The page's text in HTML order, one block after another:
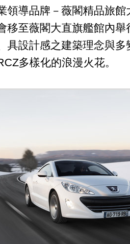
領導品牌－薇閣精品旅
移至薇閣大直旗艦館內
具設計感之建築理念與
多樣化的浪漫火花。